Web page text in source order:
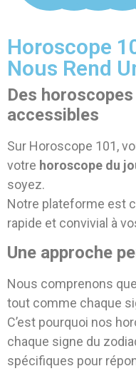
Horoscope
Nous Rend
Des
accessibles
Sur Horoscope 101,
votre horoscope du
soyez.
Notre plateforme est
rapide et convivial à
Une approche
Nous comprenons
tout comme chaque
C’est pourquoi nos
chaque signe du
spécifiques pour